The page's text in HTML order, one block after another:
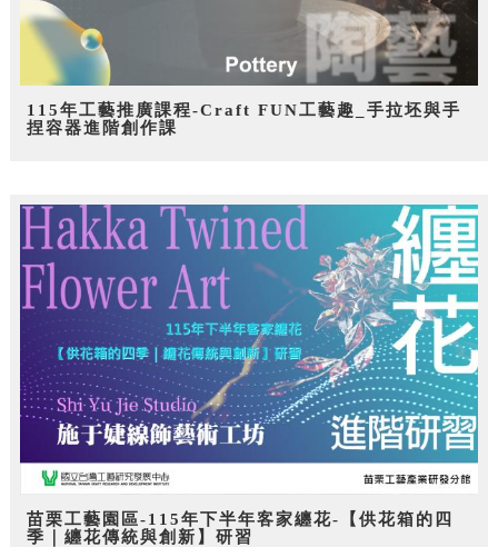
115年工藝推廣課程-Craft FUN工藝趣_手拉坯與手
捏容器進階創作課
苗栗工藝園區-115年下半年客家纏花-【供花箱的四
季｜纏花傳統與創新】研習